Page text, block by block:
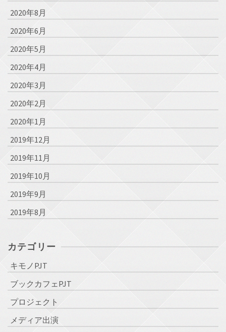
2020年8月
2020年6月
2020年5月
2020年4月
2020年3月
2020年2月
2020年1月
2019年12月
2019年11月
2019年10月
2019年9月
2019年8月
カテゴリー
キモノPJT
ブックカフェPJT
プロジェクト
メディア出演